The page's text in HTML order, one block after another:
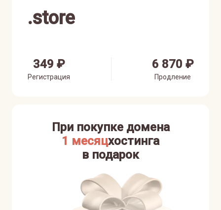
.store
349 ₽
Регистрация
6 870 ₽
Продление
При покупке домена
1 месяцхостинга
в подарок